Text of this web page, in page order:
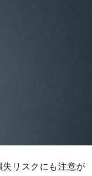
失リスクにも注意が